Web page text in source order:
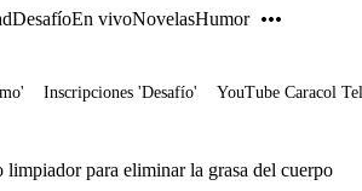
DesafíoEn vivoNovelasHumor
Inscripciones 'Desafío' YouTube Caracol
para eliminar la grasa del cuerpo